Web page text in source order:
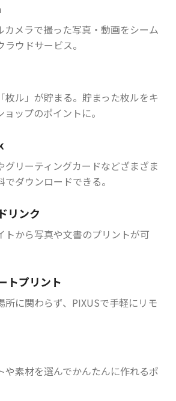
カメラで撮った写真・動画をシーム
ウドサービス。
枚ル」が貯まる。貯まった枚ルをキ
ップのポイントに。
グリーティングカードなどざまざま
ダウンロードできる。
リンク
トから写真や文書のプリントが可
トプリント
所に関わらず、PIXUSで手軽にリモ
や素材を選んでかんたんに作れるポ